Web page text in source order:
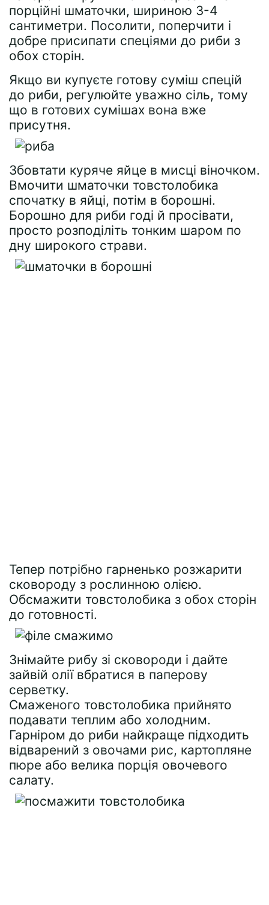
порційні шматочки, шириною 3-4
сантиметри. Посолити, поперчити і
добре присипати спеціями до риби з
обох сторін.
Якщо ви купуєте готову суміш спецій
до риби, регулюйте уважно сіль, тому
що в готових сумішах вона вже
присутня.
Збовтати куряче яйце в мисці віночком.
Вмочити шматочки товстолобика
спочатку в яйці, потім в борошні.
Борошно для риби годі й просівати,
просто розподіліть тонким шаром по
дну широкого страви.
Тепер потрібно гарненько розжарити
сковороду з рослинною олією.
Обсмажити товстолобика з обох сторін
до готовності.
Знімайте рибу зі сковороди і дайте
зайвій олії вбратися в паперову
серветку.
Смаженого товстолобика прийнято
подавати теплим або холодним.
Гарніром до риби найкраще підходить
відварений з овочами рис, картопляне
пюре або велика порція овочевого
салату.